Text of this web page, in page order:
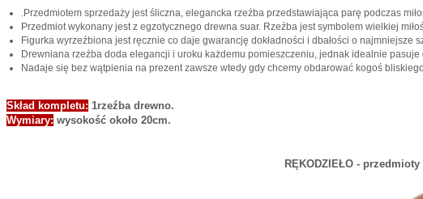
.Przedmiotem sprzedaży jest śliczna, elegancka rzeźba przedstawiająca parę podczas
Przedmiot wykonany jest z egzotycznego drewna suar. Rzeźba jest symbolem wielkiej
Figurka wyrzeźbiona jest ręcznie co daje gwarancję dokładności i dbałości o najmniejsze
Drewniana rzeźba doda elegancji i uroku każdemu pomieszczeniu, jednak idealnie pasuje
Nadaje się bez wątpienia na prezent zawsze wtedy gdy chcemy obdarować kogoś
Skład kompletu: 1rzeźba drewno.
Wymiary: wysokość około 20cm.
RĘKODZIEŁO -